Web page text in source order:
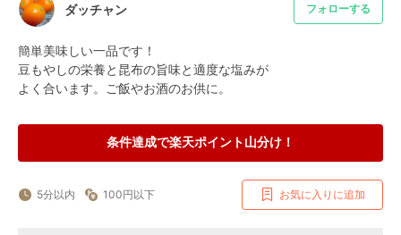
ダッチャン フォローする
簡単美味しい一品です！
豆もやしの栄養と昆布の旨味と適度な塩みが
よく合います。ご飯やお酒のお供に。
条件達成で楽天ポイント山分け！
5分以内 100円以下 お気に入りに追加